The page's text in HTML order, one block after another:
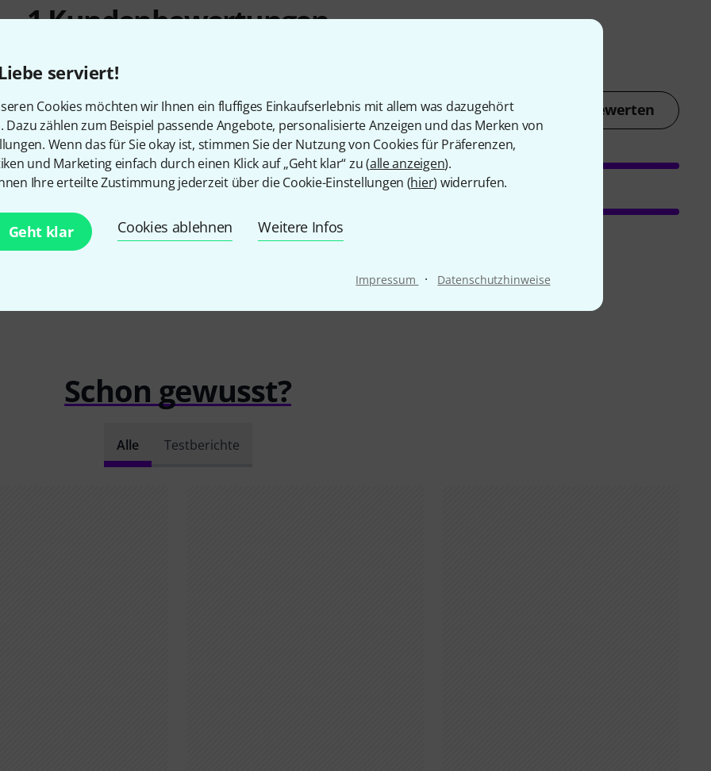
serviert!
Cookies möchten wir Ihnen ein fluffiges Einkaufserlebnis mit allem was dazugehört
Dazu zählen zum Beispiel passende Angebote, personalisierte Anzeigen und das Merken von
Wenn das für Sie okay ist, stimmen Sie der Nutzung von Cookies für Präferenzen,
und Marketing einfach durch einen Klick auf „Geht klar“ zu (alle anzeigen).
Ihre erteilte Zustimmung jederzeit über die Cookie-Einstellungen (hier) widerrufen.
Geht klar Cookies ablehnen Weitere Infos
Impressum · Datenschutzhinweise
1Kundenbewertungen
5/ 5 Jetzt bewerten
Schon gewusst?
Alle Testberichte